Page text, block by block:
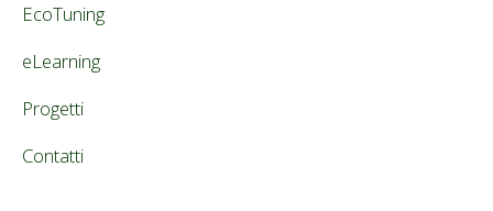
EcoTuning
eLearning
Progetti
Contatti